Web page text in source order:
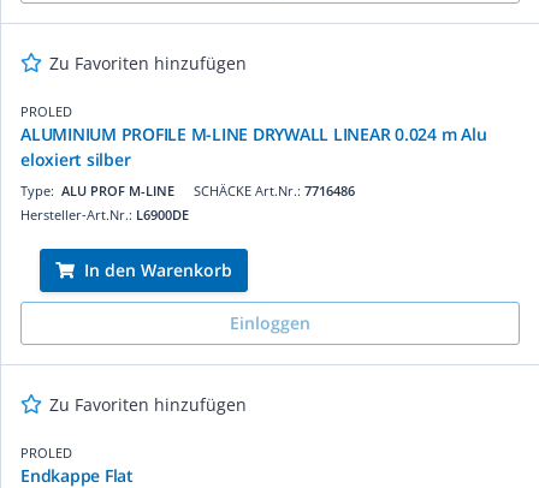
Zu Favoriten hinzufügen
PROLED
ALUMINIUM PROFILE M-LINE DRYWALL LINEAR 0.024 m Alu
eloxiert silber
SCHÄCKE Art.Nr.: 7716486
Type: ALU PROF M-LINE
Hersteller-Art.Nr.: L6900DE
In den Warenkorb
Einloggen
Zu Favoriten hinzufügen
PROLED
Endkappe Flat